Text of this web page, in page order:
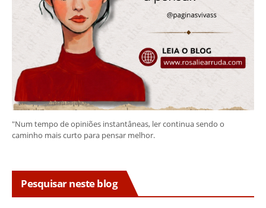
"Num tempo de opiniões instantâneas, ler continua sendo o
caminho mais curto para pensar melhor.
Pesquisar neste blog